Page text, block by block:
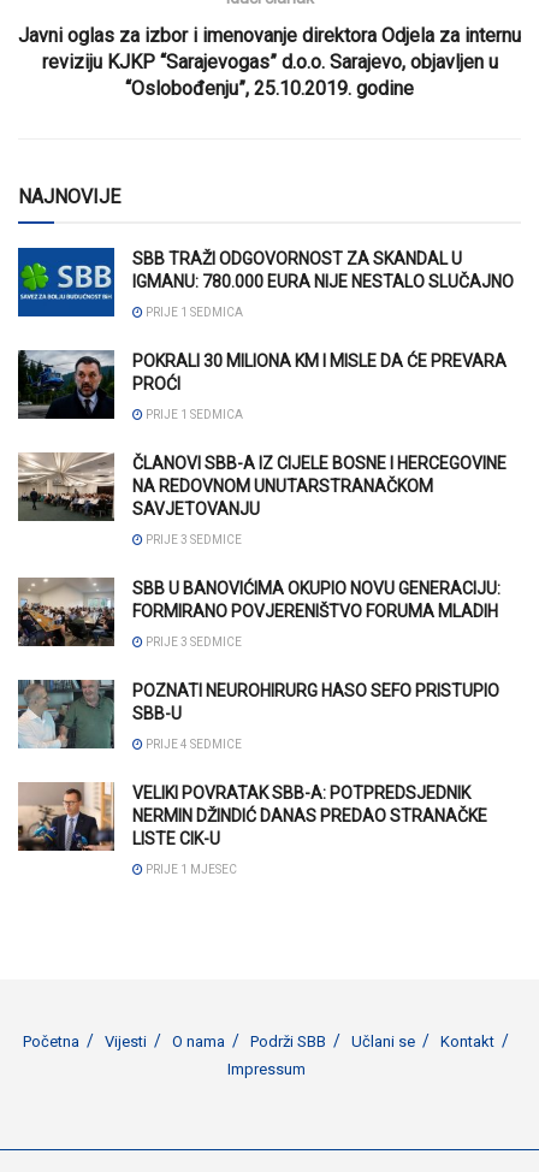
Javni oglas za izbor i imenovanje direktora Odjela za internu
reviziju KJKP “Sarajevogas” d.o.o. Sarajevo, objavljen u
“Oslobođenju”, 25.10.2019. godine
NAJNOVIJE
SBB TRAŽI ODGOVORNOST ZA SKANDAL U
IGMANU: 780.000 EURA NIJE NESTALO SLUČAJNO
PRIJE 1 SEDMICA
POKRALI 30 MILIONA KM I MISLE DA ĆE PREVARA
PROĆI
PRIJE 1 SEDMICA
ČLANOVI SBB-A IZ CIJELE BOSNE I HERCEGOVINE
NA REDOVNOM UNUTARSTRANAČKOM
SAVJETOVANJU
PRIJE 3 SEDMICE
SBB U BANOVIĆIMA OKUPIO NOVU GENERACIJU:
FORMIRANO POVJERENIŠTVO FORUMA MLADIH
PRIJE 3 SEDMICE
POZNATI NEUROHIRURG HASO SEFO PRISTUPIO
SBB-U
PRIJE 4 SEDMICE
VELIKI POVRATAK SBB-A: POTPREDSJEDNIK
NERMIN DŽINDIĆ DANAS PREDAO STRANAČKE
LISTE CIK-U
PRIJE 1 MJESEC
Početna Vijesti O nama Podrži SBB Učlani se
Kontakt
Impressum